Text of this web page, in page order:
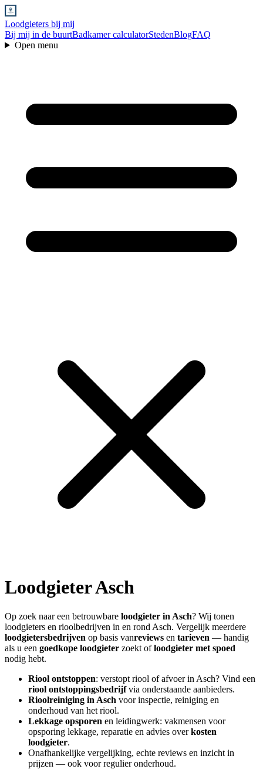
Loodgieters bij mij
Bij mij in de buurtBadkamer calculatorStedenBlogFAQ
Open menu
LoodgieterAsch
Op zoek naar een betrouwbare loodgieter in Asch? Wij tonen
loodgieters en rioolbedrijven in en rond Asch. Vergelijk meerdere
loodgietersbedrijven op basis vanreviews en tarieven — handig
als u een goedkope loodgieter zoekt ofloodgieter met spoed
nodig hebt.
Riool ontstoppen: verstopt riool of afvoer in Asch? Vind een
riool ontstoppingsbedrijfvia onderstaande aanbieders.
Rioolreiniging in Asch voor inspectie, reiniging en
onderhoud van het riool.
Lekkage opsporen en leidingwerk: vakmensen voor
opsporing lekkage, reparatie en advies overkosten
loodgieter.
Onafhankelijke vergelijking, echte reviews en inzicht in
prijzen — ook voor regulier onderhoud.